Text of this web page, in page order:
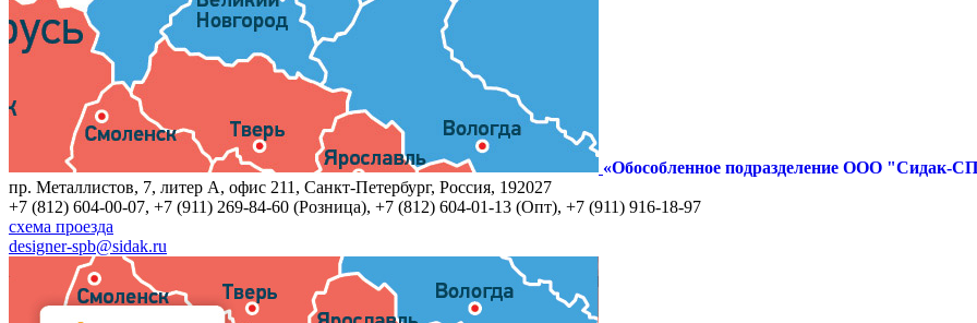
«Обособленное подразделение ООО "Сидак-
пр. Металлистов, 7, литер A, офис 211, Санкт-Петербург, Россия, 192027
+7 (812) 604-00-07, +7 (911) 269-84-60 (Розница), +7 (812) 604-01-13 (Опт), +7 (911) 916-18-97
схема проезда
designer-spb@sidak.ru